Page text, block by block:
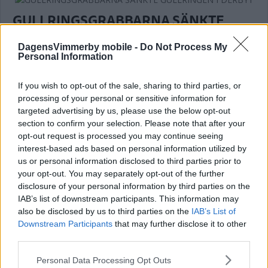
DagensVimmerby mobile - Do Not Process My
Personal Information
If you wish to opt-out of the sale, sharing to third parties, or
processing of your personal or sensitive information for
targeted advertising by us, please use the below opt-out
section to confirm your selection. Please note that after your
opt-out request is processed you may continue seeing
interest-based ads based on personal information utilized by
us or personal information disclosed to third parties prior to
your opt-out. You may separately opt-out of the further
disclosure of your personal information by third parties on the
IAB’s list of downstream participants. This information may
also be disclosed by us to third parties on the IAB’s List of
Downstream Participants that may further disclose it to other
Please note that this website/app uses one or more Google
Personal Data Processing Opt Outs
GULLRINGSGRABBARNA SÄNKTE
FOTBOLL 07 augusti 2026 19.28
Extremt ingenmansland när VIF
omstartar: "Får lägga tabellen åt sidan"
FOTBOLL 07 augusti 2026 17.00
Annons: